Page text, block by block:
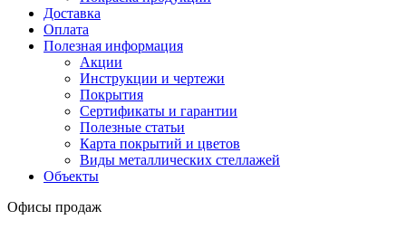
Доставка
Оплата
Полезная информация
Акции
Инструкции и чертежи
Покрытия
Сертификаты и гарантии
Полезные статьи
Карта покрытий и цветов
Виды металлических стеллажей
Объекты
Офисы продаж